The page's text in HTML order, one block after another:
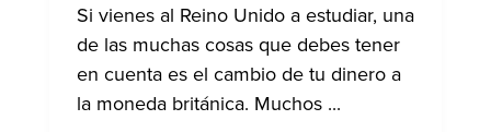
Si vienes al Reino Unido a estudiar, una
de las muchas cosas que debes tener
en cuenta es el cambio de tu dinero a
la moneda británica. Muchos ...